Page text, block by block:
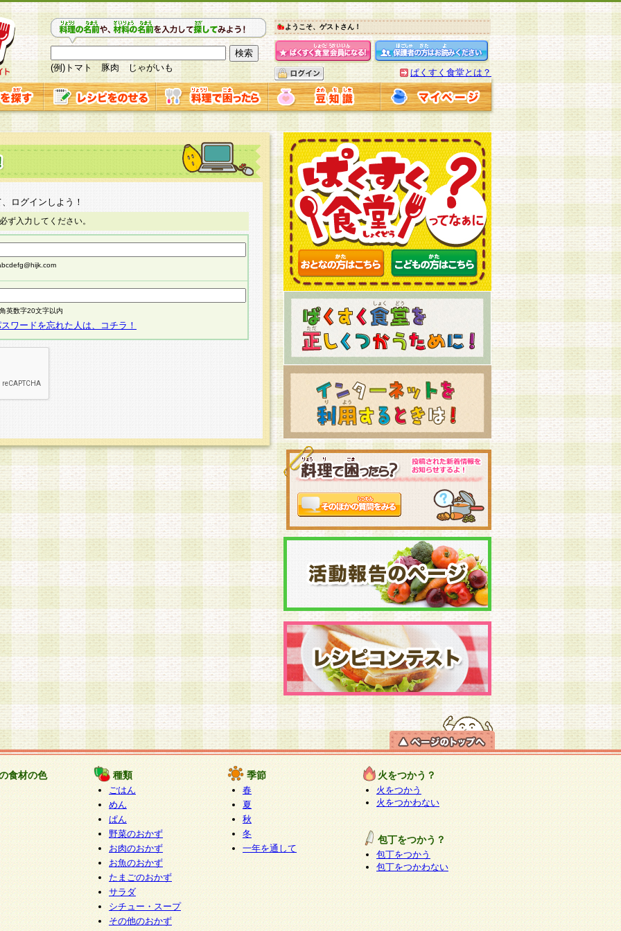
(例)トマト 豚肉 じゃがいも
ようこそ、ゲストさん！
ぱくすく食堂とは？
ログインしよう！
ず入力してください。
英数字20文字以内
ワードを忘れた人は、コチラ！
食材の色 種類
ごはん
めん
ぱん
野菜のおかず
お肉のおかず
お魚のおかず
たまごのおかず
サラダ
シチュー・スープ
その他のおかず
季節
春
夏
秋
冬
一年を通して
火をつかう？
火をつかう
火をつかわない
包丁をつかう？
包丁をつかう
包丁をつかわない